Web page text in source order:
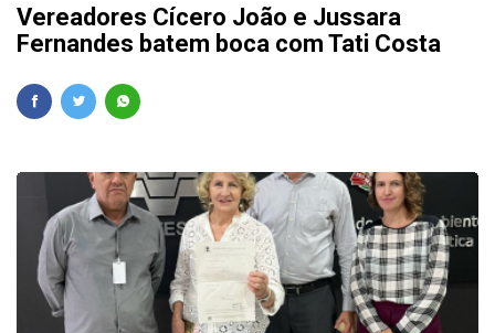
Vereadores Cícero João e Jussara
Fernandes batem boca com Tati Costa